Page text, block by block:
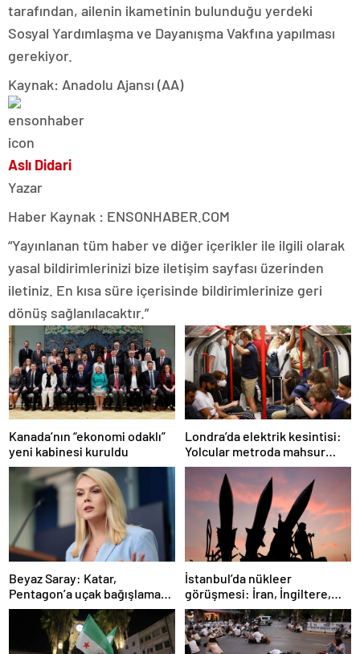
tarafından, ailenin ikametinin bulunduğu yerdeki
Sosyal Yardımlaşma ve Dayanışma Vakfına yapılması
gerekiyor.
Kaynak: Anadolu Ajansı (AA)
Aslı Didari
Yazar
Haber Kaynak : ENSONHABER.COM
“Yayınlanan tüm haber ve diğer içerikler ile ilgili olarak
yasal bildirimlerinizi bize iletişim sayfası üzerinden
iletiniz. En kısa süre içerisinde bildirimlerinize geri
dönüş sağlanılacaktır.”
Kanada’nın “ekonomi odaklı”
yeni kabinesi kuruldu
Londra’da elektrik kesintisi:
Yolcular metroda mahsur
kaldı
Beyaz Saray: Katar,
Pentagon’a uçak bağışlamayı
teklif etti
İstanbul’da nükleer
görüşmesi: İran, İngiltere,
Fransa ve Almanya buluşacak